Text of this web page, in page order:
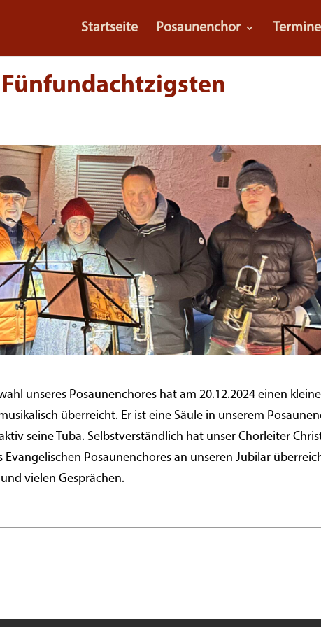
Startseite Posaunenchor Termine
unseres Posaunenchores hat am 20.12.2024 einen
überreicht. Er ist eine Säule in unserem
seine Tuba. Selbstverständlich hat unser Chorleiter
Posaunenchores an unseren Jubilar
vielen Gesprächen.